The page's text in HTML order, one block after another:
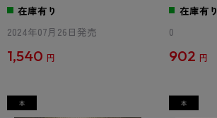
在庫有り
2024年07月26日発売
1,540 円
在庫有り
0
902 円